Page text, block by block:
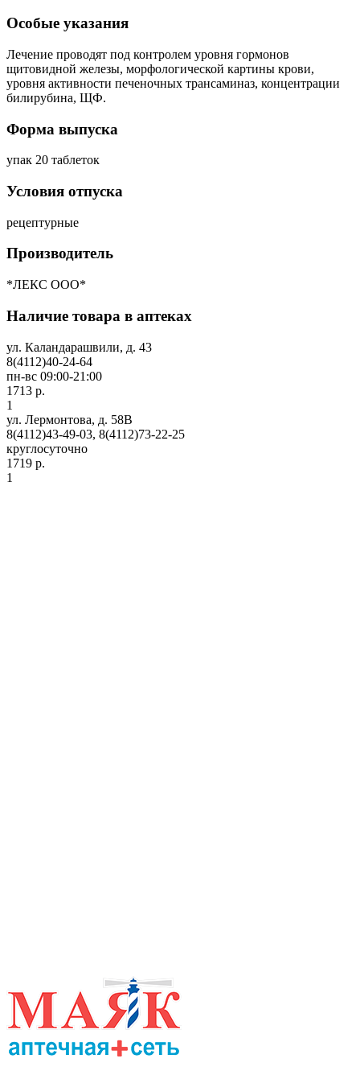
Особые указания
Лечение проводят под контролем уровня гормонов
щитовидной железы, морфологической картины крови,
уровня активности печеночных трансаминаз, концентрации
билирубина, ЩФ.
Форма выпуска
упак 20 таблеток
Условия отпуска
рецептурные
Производитель
*ЛЕКС ООО*
Наличие товара в аптеках
ул. Каландарашвили, д. 43
8(4112)40-24-64
пн-вс 09:00-21:00
1713 р.
1
ул. Лермонтова, д. 58В
8(4112)43-49-03, 8(4112)73-22-25
круглосуточно
1719 р.
1